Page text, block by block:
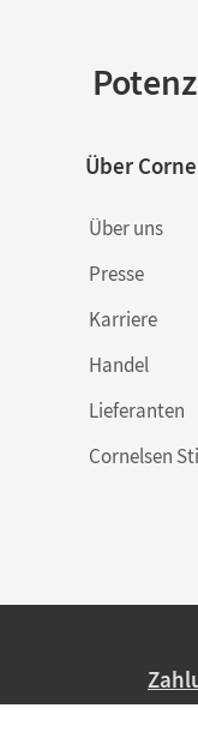
Über
Über uns
Presse
Karriere
Handel
Lieferanten
Cornelsen